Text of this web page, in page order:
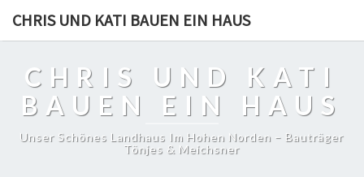
CHRIS UND KATI BAUEN EIN HAUS
CHRIS UND KATI
BAUEN EIN HAUS
Unser Schönes Landhaus Im Hohen Norden – Bauträger
Tönjes & Meichsner